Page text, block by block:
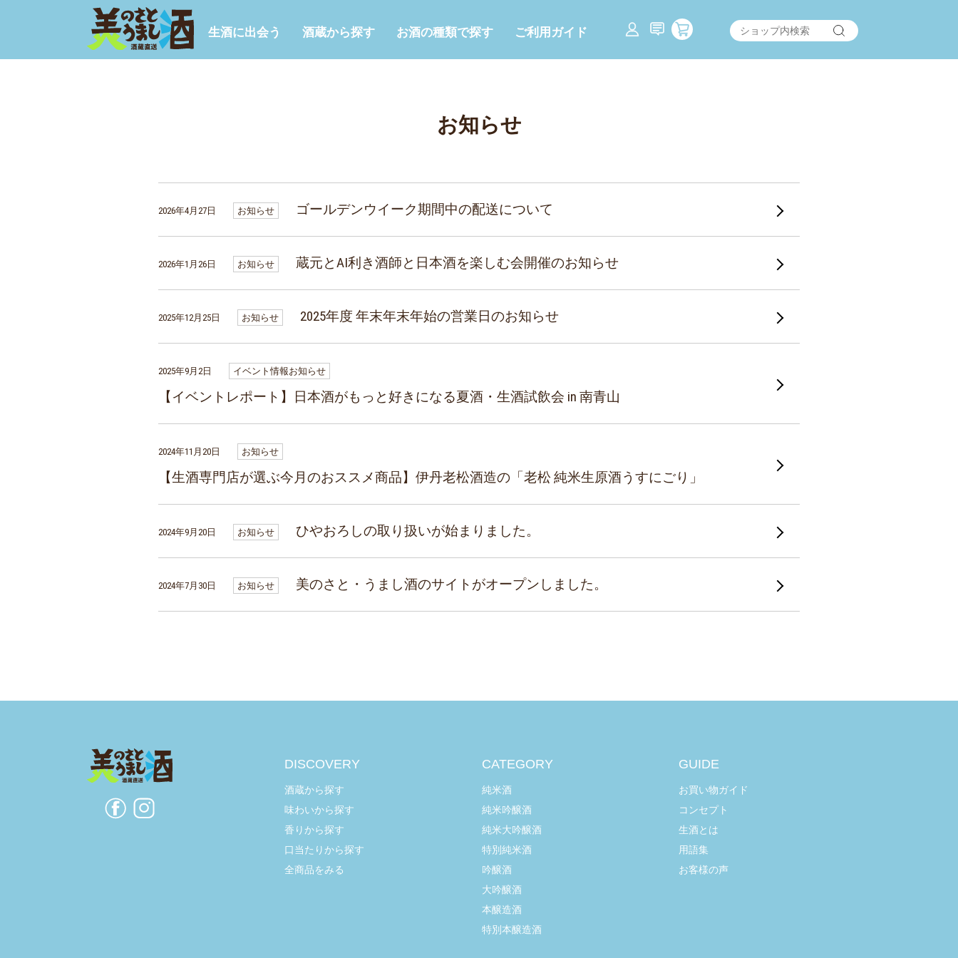
テ
ツ
ッ
プ
生酒に出会う 酒蔵から探す お酒の種類で探す ご利用ガイド
お知らせ
2026年4月27日 お知らせ ゴールデンウイーク期間中の配送について
2026年1月26日 お知らせ 蔵元とAI利き酒師と日本酒を楽しむ会開催のお知らせ
2025年12月25日 お知らせ 2025年度 年末年末年始の営業日のお知らせ
2025年9月2日 イベント情報お知らせ
【イベントレポート】日本酒がもっと好きになる夏酒・生酒試飲会 in 南青山
2024年11月20日 お知らせ
【生酒専門店が選ぶ今月のおススメ商品】伊丹老松酒造の「老松 純米生原酒うすにごり」
2024年9月20日 お知らせ ひやおろしの取り扱いが始まりました。
2024年7月30日 お知らせ 美のさと・うまし酒のサイトがオープンしました。
DISCOVERY
酒蔵から探す
味わいから探す
香りから探す
口当たりから探す
全商品をみる
CATEGORY
純米酒
純米吟醸酒
純米大吟醸酒
特別純米酒
吟醸酒
大吟醸酒
本醸造酒
特別本醸造酒
GUIDE
お買い物ガイド
コンセプト
生酒とは
用語集
お客様の声